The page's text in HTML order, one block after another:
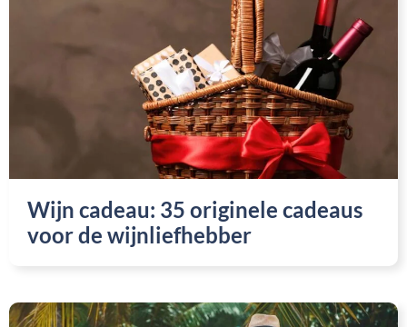
Wijn cadeau: 35 originele cadeaus
voor de wijnliefhebber